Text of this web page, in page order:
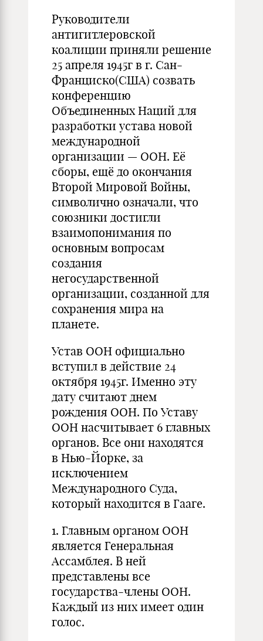
Руководители
антигитлеровской
коалиции приняли решение
25 апреля 1945г в г. Сан-
Франциско(США) созвать
конференцию
Объединенных Наций для
разработки устава новой
международной
организации — ООН. Её
сборы, ещё до окончания
Второй Мировой Войны,
символично означали, что
союзники достигли
взаимопонимания по
основным вопросам
создания
негосударственной
организации, созданной для
сохранения мира на
планете.
Устав ООН официально
вступил в действие 24
октября 1945г. Именно эту
дату считают днем
рождения ООН. По Уставу
ООН насчитывает 6 главных
органов. Все они находятся
в Нью-Йорке, за
исключением
Международного Суда,
который находится в Гааге.
1. Главным органом ООН
является Генеральная
Ассамблея. В ней
представлены все
государства-члены ООН.
Каждый из них имеет один
голос.